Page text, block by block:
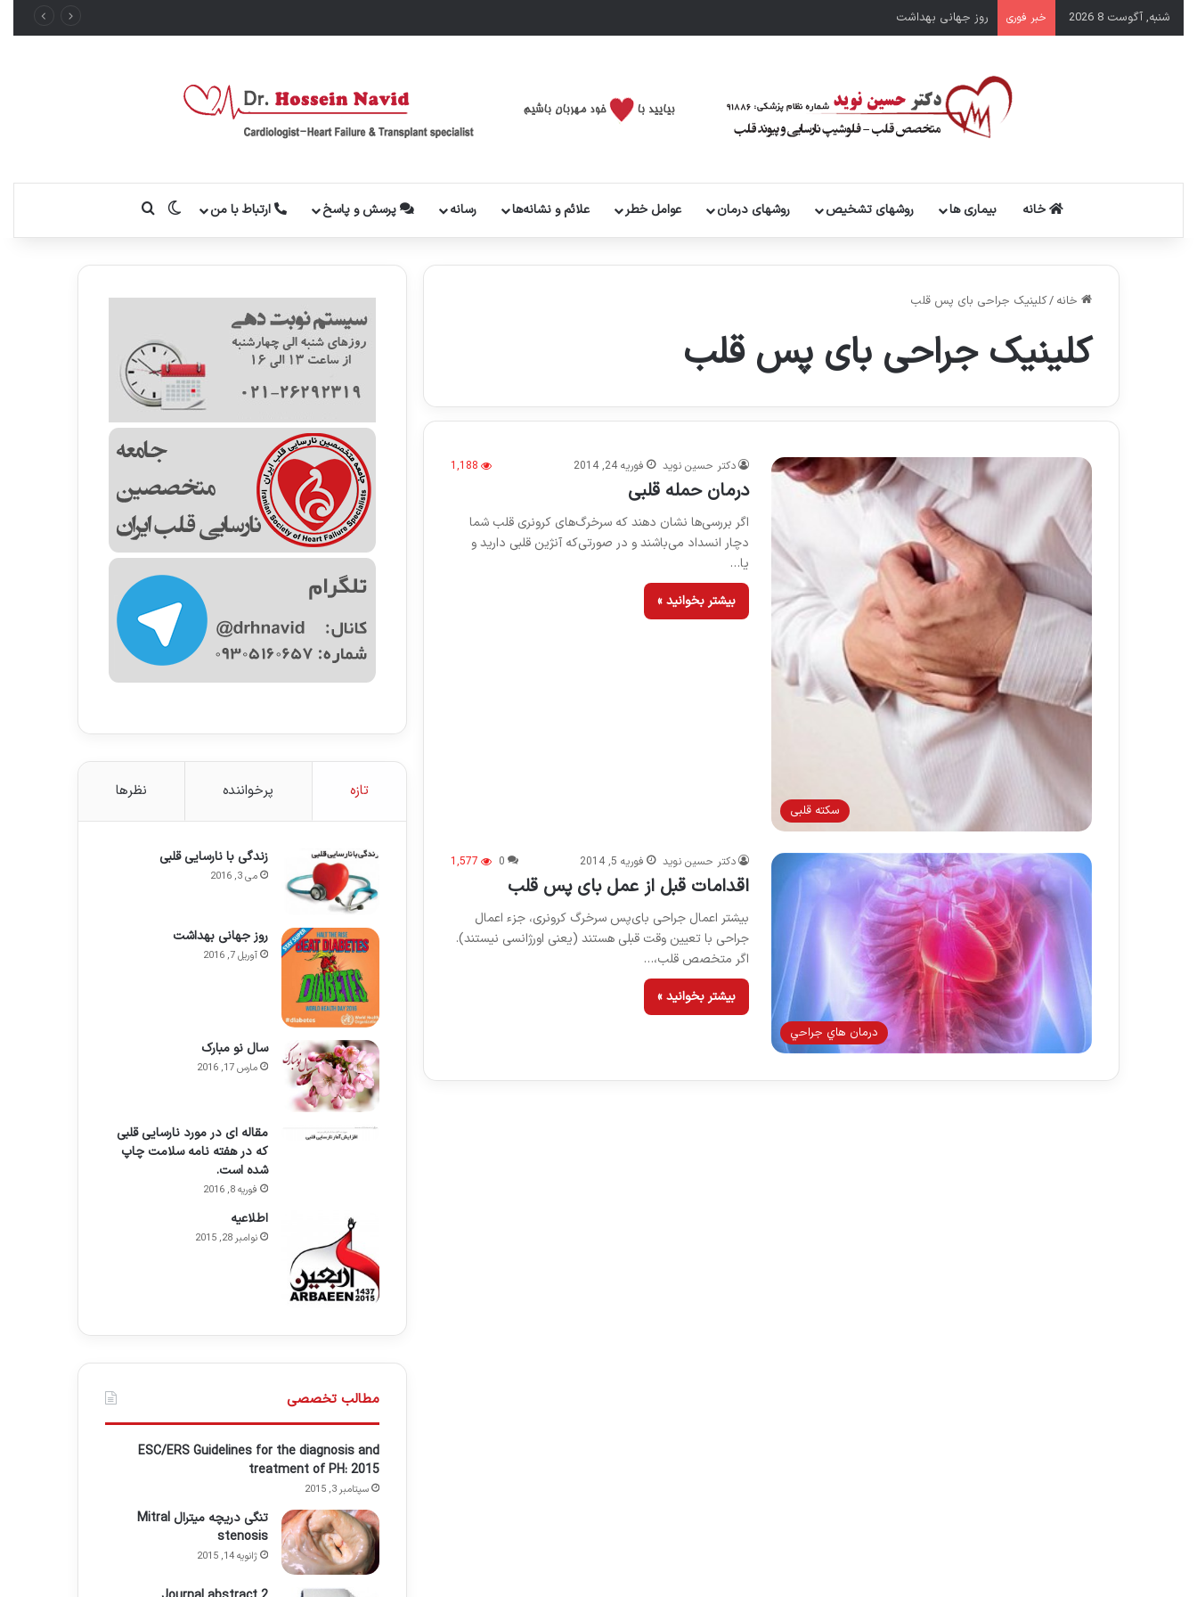
شنبه, آگوست 8 2026 خبر فوری روز جهانی بهداشت
خانه بیماری ها روشهای تشخیص روشهای درمان عوامل خطر علائم و نشانه‌ها رسانه پرسش و پاسخ ارتباط با من تغییر پوسته
خانه /کلینیک جراحی بای پس قلب
کلینیک جراحی بای پس قلب
سکته قلبی
دکتر حسین نوید فوریه 24, 2014 1,188
درمان حمله قلبی
اگر بررسی‌ها نشان دهند که سرخرگ‌های کرونری قلب شما
دچار انسداد می‌باشند و در صورتی‌که آنژین قلبی دارید و
یا…
بیشتر بخوانید »
درمان هاي جراحي
دکتر حسین نوید فوریه 5, 2014 0
1,577
اقدامات قبل از عمل بای پس قلب
بیشتر اعمال جراحی بای‌پس سرخرگ کرونری، جزء اعمال
جراحی با تعیین وقت قبلی هستند (یعنی اورژانسی نیستند).
اگر متخصص قلب،…
بیشتر بخوانید »
تازه پرخواننده نظرها
زندگی با نارسایی قلبی
می 3, 2016
روز جهانی بهداشت
آوریل 7, 2016
سال نو مبارک
مارس 17, 2016
مقاله ای در مورد نارسایی قلبی
که در هفته نامه سلامت چاپ
شده است.
فوریه 8, 2016
اطلاعيه
نوامبر 28, 2015
مطالب تخصصی
ESC/ERS Guidelines for the diagnosis and
treatment of PH: 2015
سپتامبر 3, 2015
تنگی دریچه میترال Mitral
stenosis
ژانویه 14, 2015